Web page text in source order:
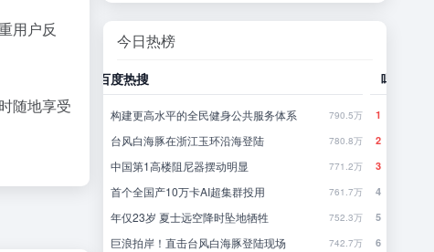
用户反
随地享受
今日热榜
体系 790.5万
哔哩哔哩
1 发烧梗 326.8万
2 《死》死亡是什么？ 311.3万
3 聪明猫在一起久了也会有一些共同点…… 378.3万
4 哈哈哈哈哈哈哈！！！ 280.5万
5 不要“做”挑战？（第二十一期） 319.9万
6 青春没有售价！面包车？ 直达拉萨！！ 326.6万